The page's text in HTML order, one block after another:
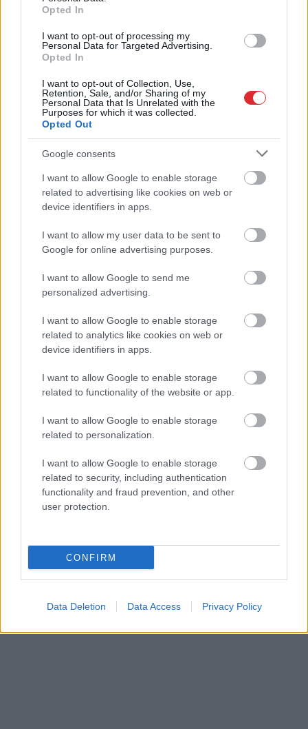
Opted In
I want to opt-out of processing my
Personal Data for Targeted Advertising.
Opted In
I want to opt-out of Collection, Use,
Retention, Sale, and/or Sharing of my
Personal Data that Is Unrelated with the
Purposes for which it was collected.
Opted Out
Google consents
I want to allow Google to enable storage
related to advertising like cookies on web or
device identifiers in apps.
I want to allow my user data to be sent to
Google for online advertising purposes.
I want to allow Google to send me
personalized advertising.
I want to allow Google to enable storage
related to analytics like cookies on web or
device identifiers in apps.
I want to allow Google to enable storage
related to functionality of the website or app.
I want to allow Google to enable storage
related to personalization.
I want to allow Google to enable storage
related to security, including authentication
functionality and fraud prevention, and other
user protection.
CONFIRM
Data Deletion Data Access Privacy Policy
VIDEO.Spānijas lidostā
pēkšņi atskan Raimonda
Paula mūzika! Pie
klavierēm – Māris Grigalis
esi izvilcis laimīgo
lozi? Lūk, par kādām
mēnesī dzimušās
sievietes
Rīsu ūdens –
mārketinga triks vai
kāpēc korejietes
Atcelt Ziņot